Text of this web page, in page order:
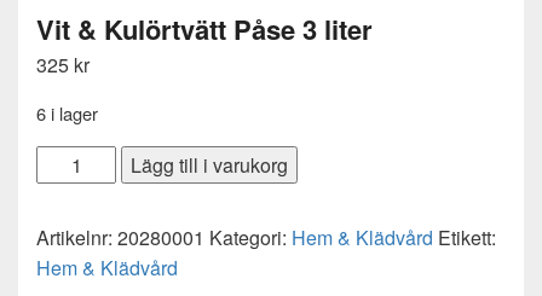
Vit & Kulörtvätt Påse 3 liter
325 kr
6 i lager
&
Påse
3
Lägg till i varukorg
Artikelnr: 20280001 Kategori: Hem & Klädvård Etikett:
Hem & Klädvård